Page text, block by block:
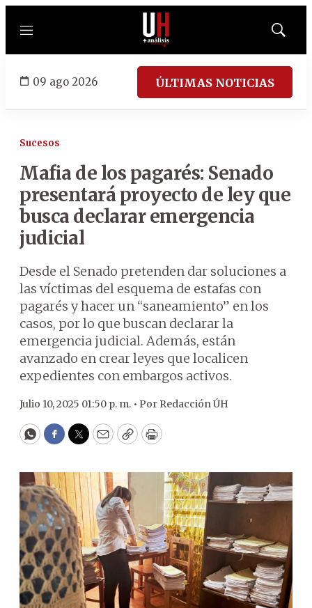
Menú
Mostrar
09 ago 2026 ÚLTIMAS NOTICIAS
Sucesos
Mafia de los pagarés: Senado
presentará proyecto de ley que
busca declarar emergencia
judicial
Desde el Senado pretenden dar soluciones a
las víctimas del esquema de estafas con
pagarés y hacer un “saneamiento” en los
casos, por lo que buscan declarar la
emergencia judicial. Además, están
avanzado en crear leyes que localicen
expedientes con embargos activos.
Julio 10, 2025 01:50 p. m. • Por Redacción ÚH
WhatsApp
Facebook
Twitter
EmailCopyPrint